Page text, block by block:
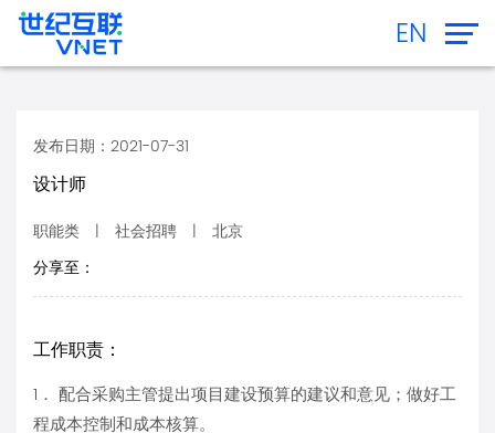
EN
发布日期：2021-07-31
设计师
职能类 | 社会招聘 | 北京
分享至：
工作职责：
1． 配合采购主管提出项目建设预算的建议和意见；做好工
程成本控制和成本核算。